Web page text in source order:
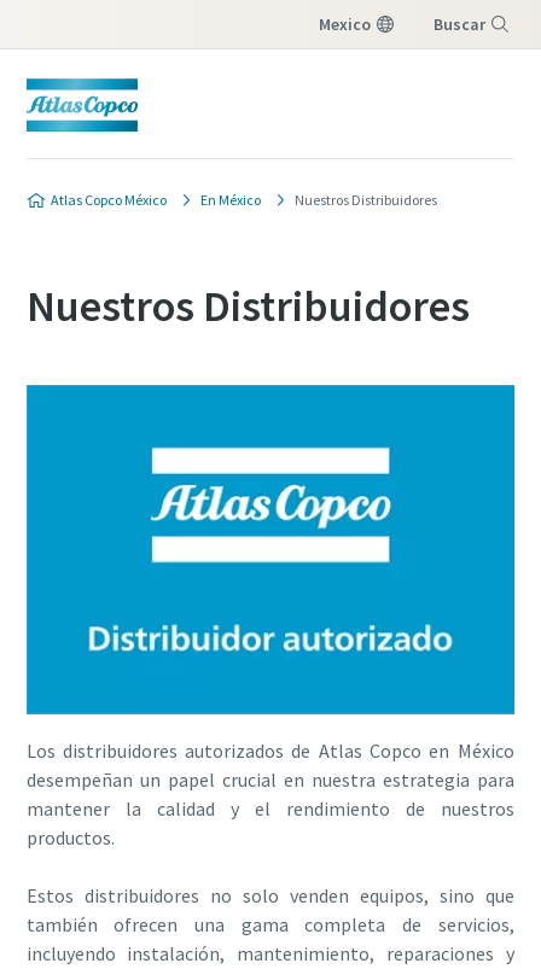
Mexico Buscar
Atlas Copco México En México Nuestros Distribuidores
Nuestros Distribuidores
Los distribuidores autorizados de Atlas Copco en México
desempeñan un papel crucial en nuestra estrategia para
mantener la calidad y el rendimiento de nuestros
productos.
Estos distribuidores no solo venden equipos, sino que
también ofrecen una gama completa de servicios,
incluyendo instalación, mantenimiento, reparaciones y